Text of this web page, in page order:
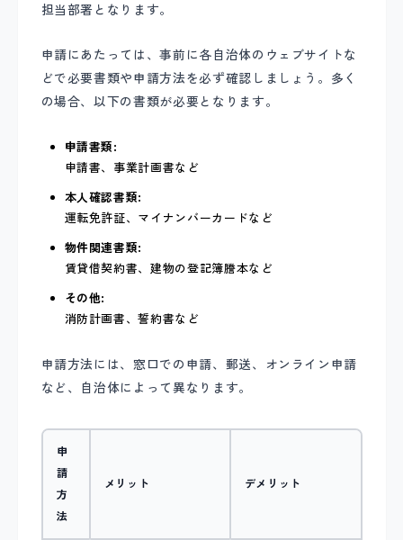
担当部署となります。
申請にあたっては、事前に各自治体のウェブサイトな
どで必要書類や申請方法を必ず確認しましょう。多く
の場合、以下の書類が必要となります。
申請書類:
申請書、事業計画書など
本人確認書類:
運転免許証、マイナンバーカードなど
物件関連書類:
賃貸借契約書、建物の登記簿謄本など
その他:
消防計画書、誓約書など
申請方法には、窓口での申請、郵送、オンライン申請
など、自治体によって異なります。
申
請
方
法
メリット デメリット